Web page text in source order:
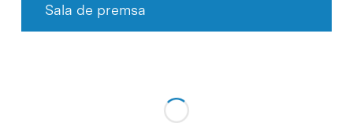
Sala de premsa